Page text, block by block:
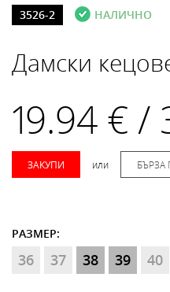
3526-2 НАЛИЧНО
Дамски
19.94 € /
ЗАКУПИ или БЪРЗА
РАЗМЕР:
36 37 38 39 40